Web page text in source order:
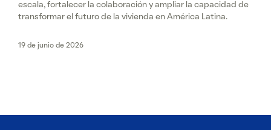
escala, fortalecer la colaboración y ampliar la capacidad de
transformar el futuro de la vivienda en América Latina.
19 de junio de 2026